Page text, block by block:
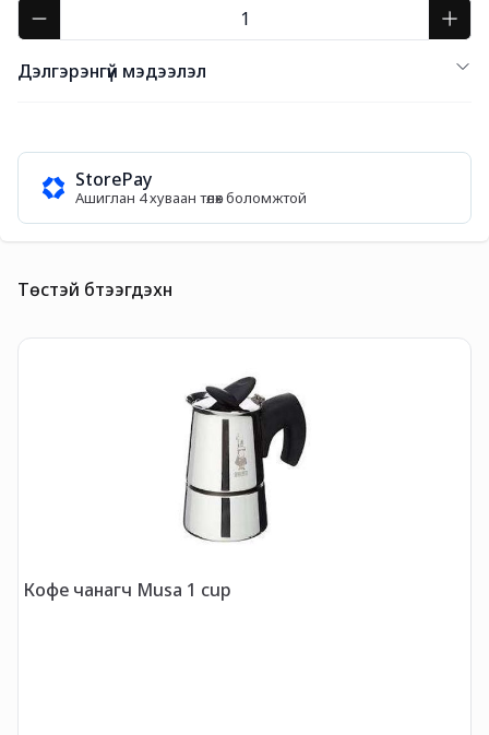
Дэлгэрэнгүй мэдээлэл
StorePay
Ашиглан 4 хуваан төлөх боломжтой
Төстэй бүтээгдэхүүн
Кофе чанагч Musa 1 cup